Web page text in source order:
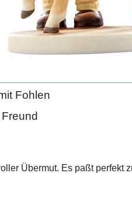
Fohlen
Übermut. Es paßt perfekt